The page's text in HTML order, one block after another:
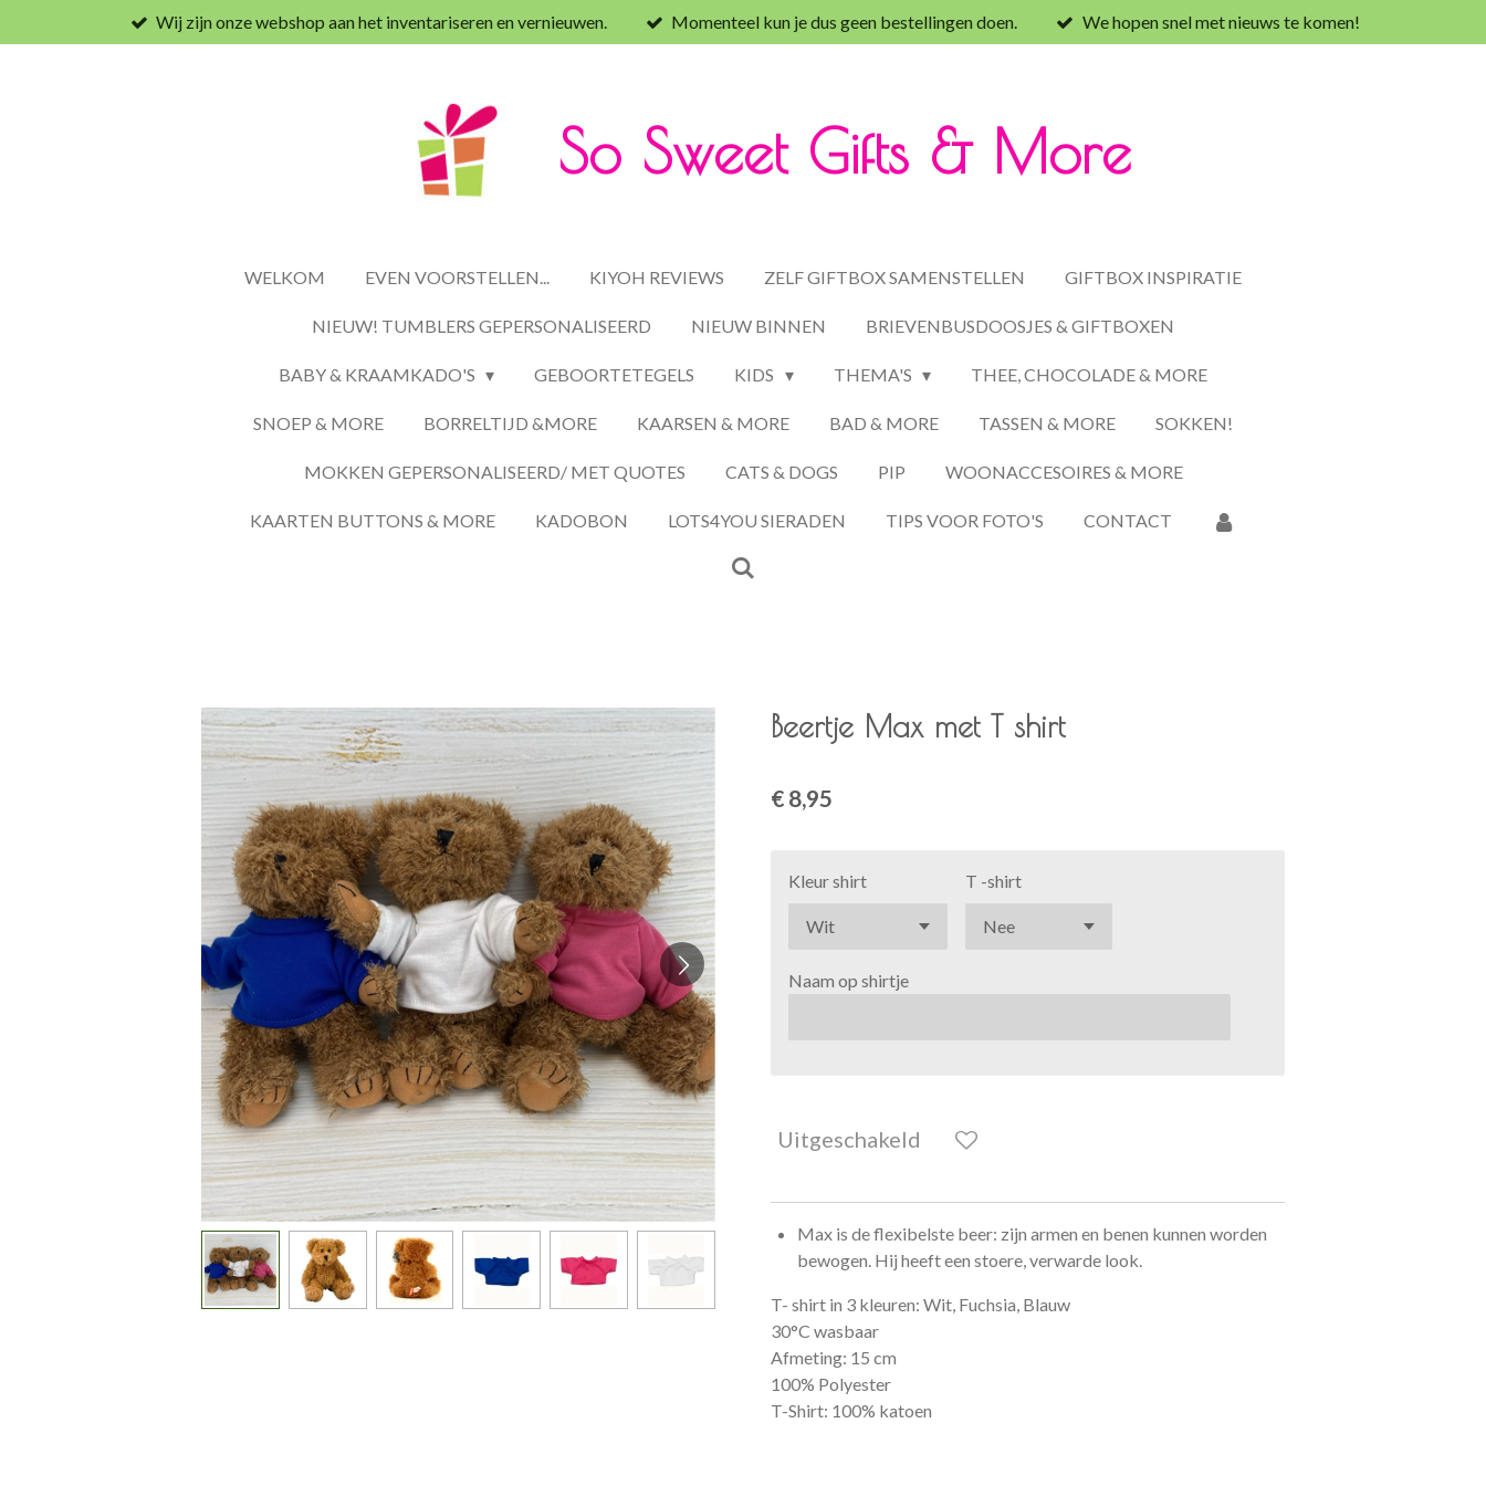
direct
Wij zijn onze webshop aan het inventariseren en vernieuwen. Momenteel kun je dus geen bestellingen doen. We hopen snel met nieuws te komen!
So Sweet Gifts & More
WELKOM EVEN VOORSTELLEN... KIYOH REVIEWS ZELF GIFTBOX SAMENSTELLEN GIFTBOX INSPIRATIE
NIEUW! TUMBLERS GEPERSONALISEERD NIEUW BINNEN BRIEVENBUSDOOSJES & GIFTBOXEN
BABY & KRAAMKADO'S GEBOORTETEGELS KIDS THEMA'S THEE, CHOCOLADE & MORE
SNOEP & MORE BORRELTIJD &MORE KAARSEN & MORE BAD & MORE TASSEN & MORE SOKKEN!
MOKKEN GEPERSONALISEERD/ MET QUOTES CATS & DOGS PIP WOONACCESOIRES & MORE
KAARTEN BUTTONS & MORE KADOBON LOTS4YOU SIERADEN TIPS VOOR FOTO'S CONTACT
Beertje Max met T shirt
€ 8,95
Kleur shirt T -shirt
Naam op shirtje
Uitgeschakeld
Max is de flexibelste beer: zijn armen en benen kunnen worden
bewogen. Hij heeft een stoere, verwarde look.
T- shirt in 3 kleuren: Wit, Fuchsia, Blauw
30°C wasbaar
Afmeting: 15 cm
100% Polyester
T-Shirt: 100% katoen